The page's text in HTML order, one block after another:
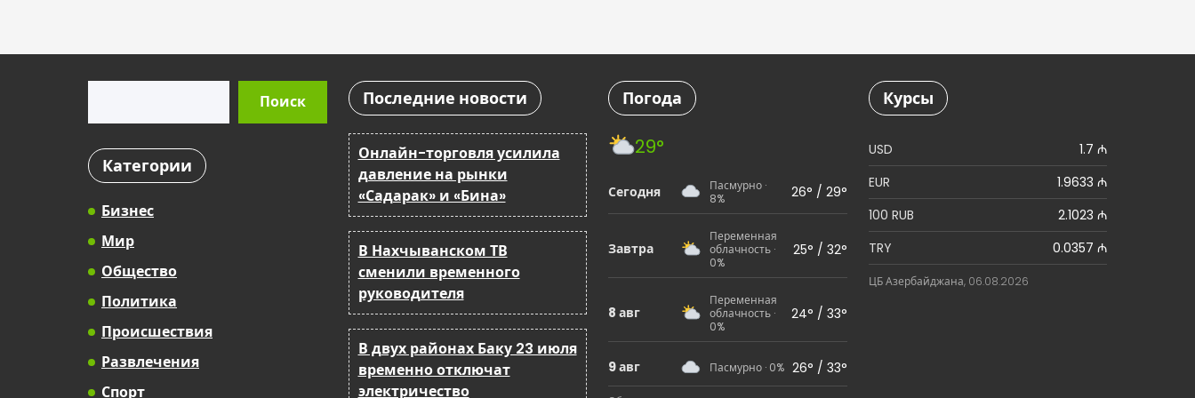
Поиск
Категории
Бизнес
Мир
Общество
Политика
Происшествия
Развлечения
Спорт
Последние новости
Онлайн-торговля усилила
давление на рынки
«Садарак» и «Бина»
В Нахчыванском ТВ
сменили временного
руководителя
В двух районах Баку 23 июля
временно отключат
электричество
Погода
29°
Сегодня
Пасмурно ·
8%
26° / 29°
Завтра
Переменная
облачность ·
0%
25° / 32°
8 авг
Переменная
облачность ·
0%
24° / 33°
9 авг Пасмурно · 0% 26° / 33°
Курсы
USD
1.7 ₼
EUR
1.9633 ₼
100 RUB
2.1023 ₼
TRY
0.0357 ₼
ЦБ Азербайджана, 06.08.2026